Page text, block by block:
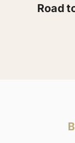
Road